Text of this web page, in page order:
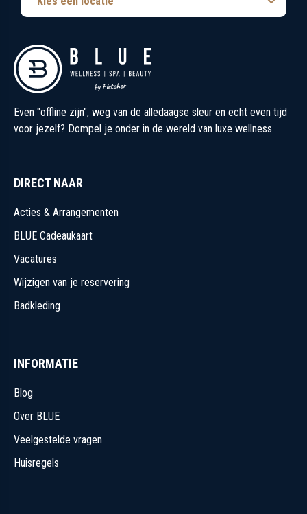
Even "offline zijn", weg van de alledaagse sleur en echt even tijd
voor jezelf? Dompel je onder in de wereld van luxe wellness.
DIRECT NAAR
Acties & Arrangementen
BLUE Cadeaukaart
Vacatures
Wijzigen van je reservering
Badkleding
INFORMATIE
Blog
Over BLUE
Veelgestelde vragen
Huisregels